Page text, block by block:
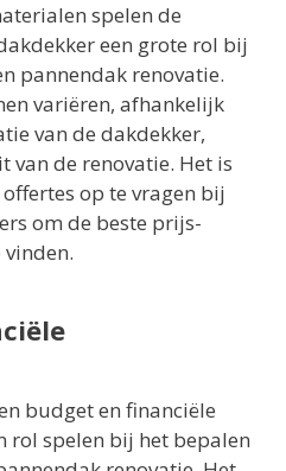
spelen de
een grote rol bij
pannendak renovatie.
variëren, afhankelijk
van de dakdekker,
van de renovatie. Het is
op te vragen bij
om de beste prijs-
budget en financiële
rol spelen bij het bepalen